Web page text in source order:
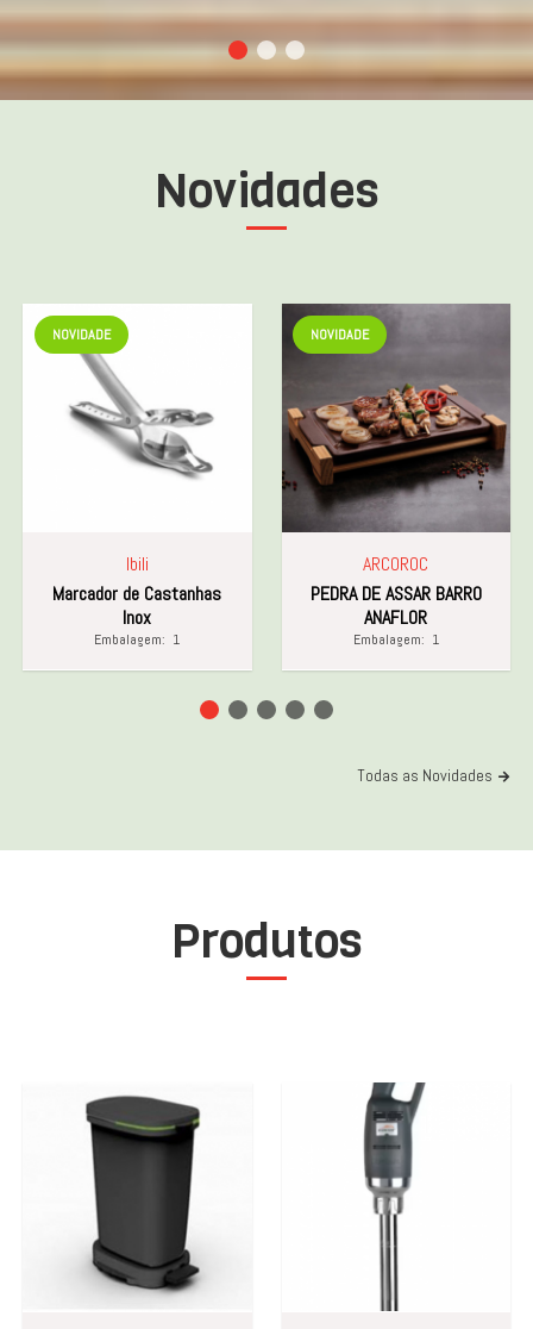
Novidades
NOVIDADE
Ibili
Marcador de Castanhas
Inox
Embalagem: 1
NOVIDADE
ARCOROC
PEDRA DE ASSAR BARRO
ANAFLOR
Embalagem: 1
Todas as Novidades
Produtos